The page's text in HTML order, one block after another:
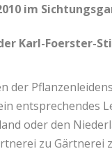
im
Karl-Foerster-
der
entsprechendes
oder den
zu Gärtnerei